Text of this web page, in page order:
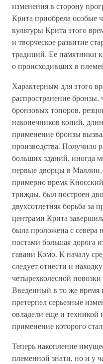
изменения в сторону
Крита приобрела особые
культуры Крита этого
и творческое развитие
традиций. Ее памятники
о происходивших в
Характерным для этого
распространение бронзы,
бронзовых топоров,
наконечников копий,
применение бронзы
производства. Получило
больших зданий, иногда
первые дворцы в
примерно время
трижды, был построен
двухсотлетняя борьба за
центрами Крита
была проложена с
постами большая дорога
гавани Комо. К началу
следует отнести и
четырехколесной
Введенный в то же
претерпел серьезные
овладели еще и техникой
применение которого
Теперь накопление
племенной знати, но и у